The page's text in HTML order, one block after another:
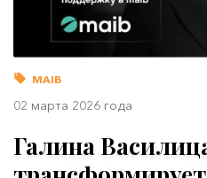
MAIB
02 марта 2026 года
Галина